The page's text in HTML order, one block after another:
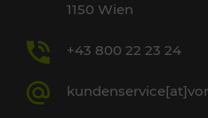
1150 Wien
+43 800 22 23 24